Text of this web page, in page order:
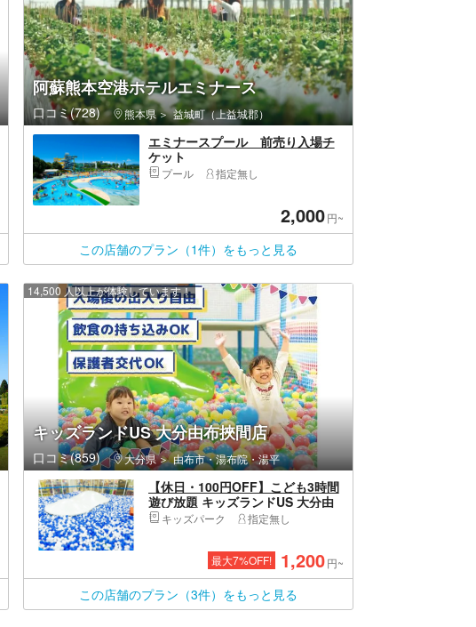
阿蘇熊本空港ホテルエミナース
口コミ(728) 熊本県 益城町（上益城郡）
エミナースプール 前売り入場チ
ケット
プール 指定無し
2,000円~
この店舗のプラン（1件）をもっと見る
キッズランドUS 大分由布挾間店
口コミ(859) 大分県 由布市・湯布院・湯平
14,500 人以上が体験しています！
【休日・100円OFF】こども3時間
遊び放題 キッズランドUS 大分由
布挾間店
キッズパーク 指定無し
最大7%OFF! 1,200円~
この店舗のプラン（3件）をもっと見る